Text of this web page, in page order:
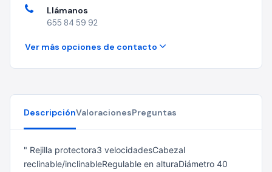
Llámanos
655 84 59 92
Ver más opciones de contacto
DescripciónValoracionesPreguntas
" Rejilla protectora3 velocidadesCabezal
reclinable/inclinableRegulable en alturaDiámetro 40